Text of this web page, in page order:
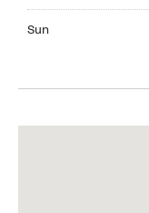
Sun